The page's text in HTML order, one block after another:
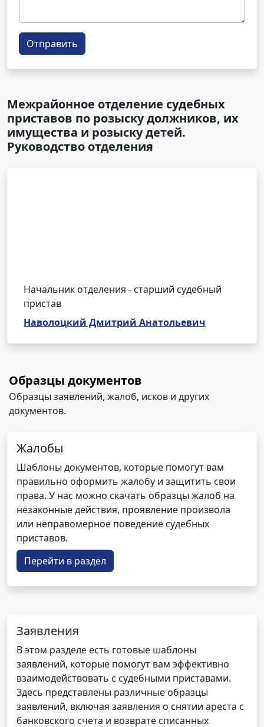
Отправить
Межрайонное отделение судебных
приставов по розыску должников, их
имущества и розыску детей.
Руководство отделения
Начальник отделения - старший судебный
пристав
Наволоцкий Дмитрий Анатольевич
Образцы документов
Образцы заявлений, жалоб, исков и других
документов.
Жалобы
Шаблоны документов, которые помогут вам
правильно оформить жалобу и защитить свои
права. У нас можно скачать образцы жалоб на
незаконные действия, проявление произвола
или неправомерное поведение судебных
приставов.
Перейти в раздел
Заявления
В этом разделе есть готовые шаблоны
заявлений, которые помогут вам эффективно
взаимодействовать с судебными приставами.
Здесь представлены различные образцы
заявлений, включая заявления о снятии ареста с
банковского счета и возврате списанных